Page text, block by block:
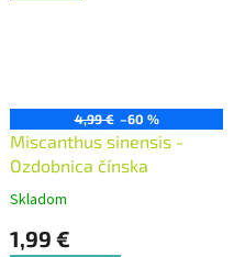
4,99 € –60 %
Miscanthus sinensis -
Ozdobnica čínska
Skladom
1,99 €